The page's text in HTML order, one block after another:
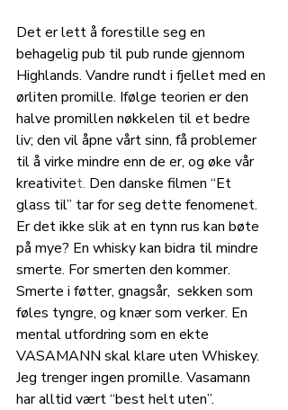
Det er lett å forestille seg en
behagelig pub til pub runde gjennom
Highlands. Vandre rundt i fjellet med en
ørliten promille. Ifølge teorien er den
halve promillen nøkkelen til et bedre
liv; den vil åpne vårt sinn, få problemer
til å virke mindre enn de er, og øke vår
kreativitet. Den danske filmen “Et
glass til” tar for seg dette fenomenet.
Er det ikke slik at en tynn rus kan bøte
på mye? En whisky kan bidra til mindre
smerte. For smerten den kommer.
Smerte i føtter, gnagsår,  sekken som
føles tyngre, og knær som verker. En
mental utfordring som en ekte
VASAMANN skal klare uten Whiskey.
Jeg trenger ingen promille. Vasamann
har alltid vært “best helt uten”.